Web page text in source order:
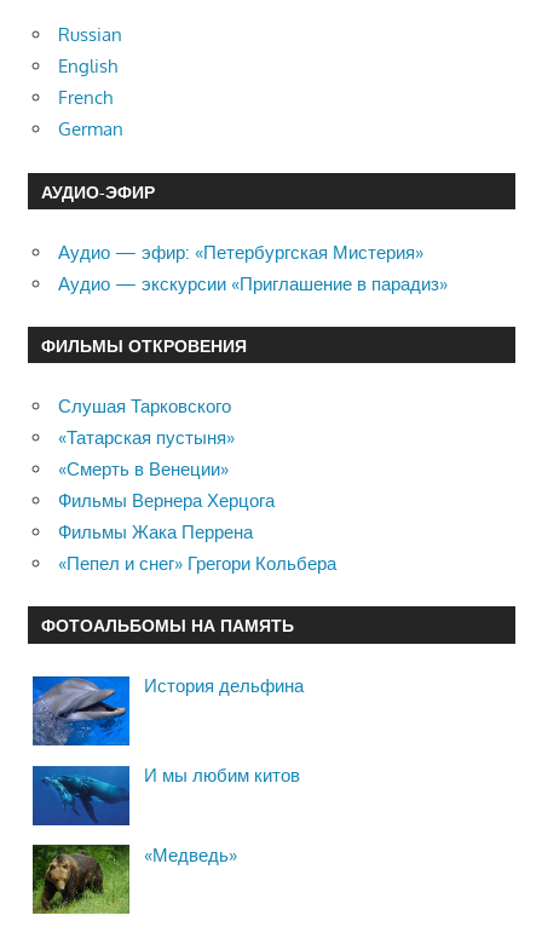
Russian
English
French
German
АУДИО-ЭФИР
Аудио — эфир: «Петербургская Мистерия»
Аудио — экскурсии «Приглашение в парадиз»
ФИЛЬМЫ ОТКРОВЕНИЯ
Слушая Тарковского
«Татарская пустыня»
«Смерть в Венеции»
Фильмы Вернера Херцога
Фильмы Жака Перрена
«Пепел и снег» Грегори Кольбера
ФОТОАЛЬБОМЫ НА ПАМЯТЬ
История дельфина
И мы любим китов
«Медведь»